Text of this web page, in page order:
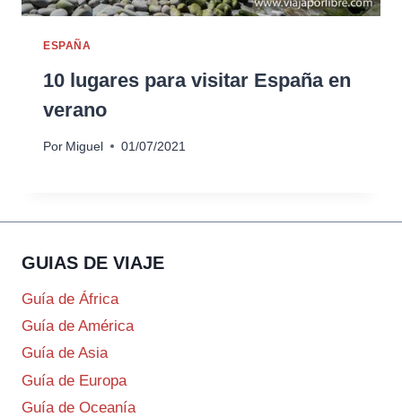
ESPAÑA
10 lugares para visitar España en
verano
Por Miguel 01/07/2021
GUIAS DE VIAJE
Guía de África
Guía de América
Guía de Asia
Guía de Europa
Guía de Oceanía